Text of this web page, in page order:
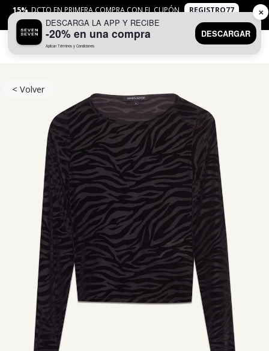
15% DCTO EN PRIMERA COMPRA CON EL CUPÓN
REGISTRO77
APLICANTYC
< Volver
DESCARGA LA APP Y RECIBE
-20% en una compra
Aplican Términos y Condiciones
DESCARGAR
✕